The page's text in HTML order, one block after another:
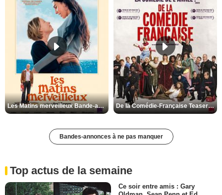
Les Matins merveilleux Bande-annonce VF De la Comédie-Française Teaser VF
Bandes-annonces à ne pas manquer
Top actus de la semaine
Ce soir entre amis : Gary